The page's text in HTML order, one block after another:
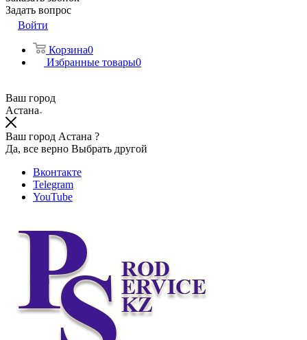
Задать вопрос
Войти
Корзина0
Избранные товары0
Ваш город
Астана
Ваш город Астана ?
Да, все верно Выбрать другой
Вконтакте
Telegram
YouTube